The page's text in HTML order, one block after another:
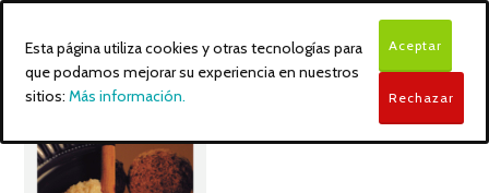
Esta página utiliza cookies y otras tecnologías para
que podamos mejorar su experiencia en nuestros
sitios: Más información.
Aceptar
Rechazar